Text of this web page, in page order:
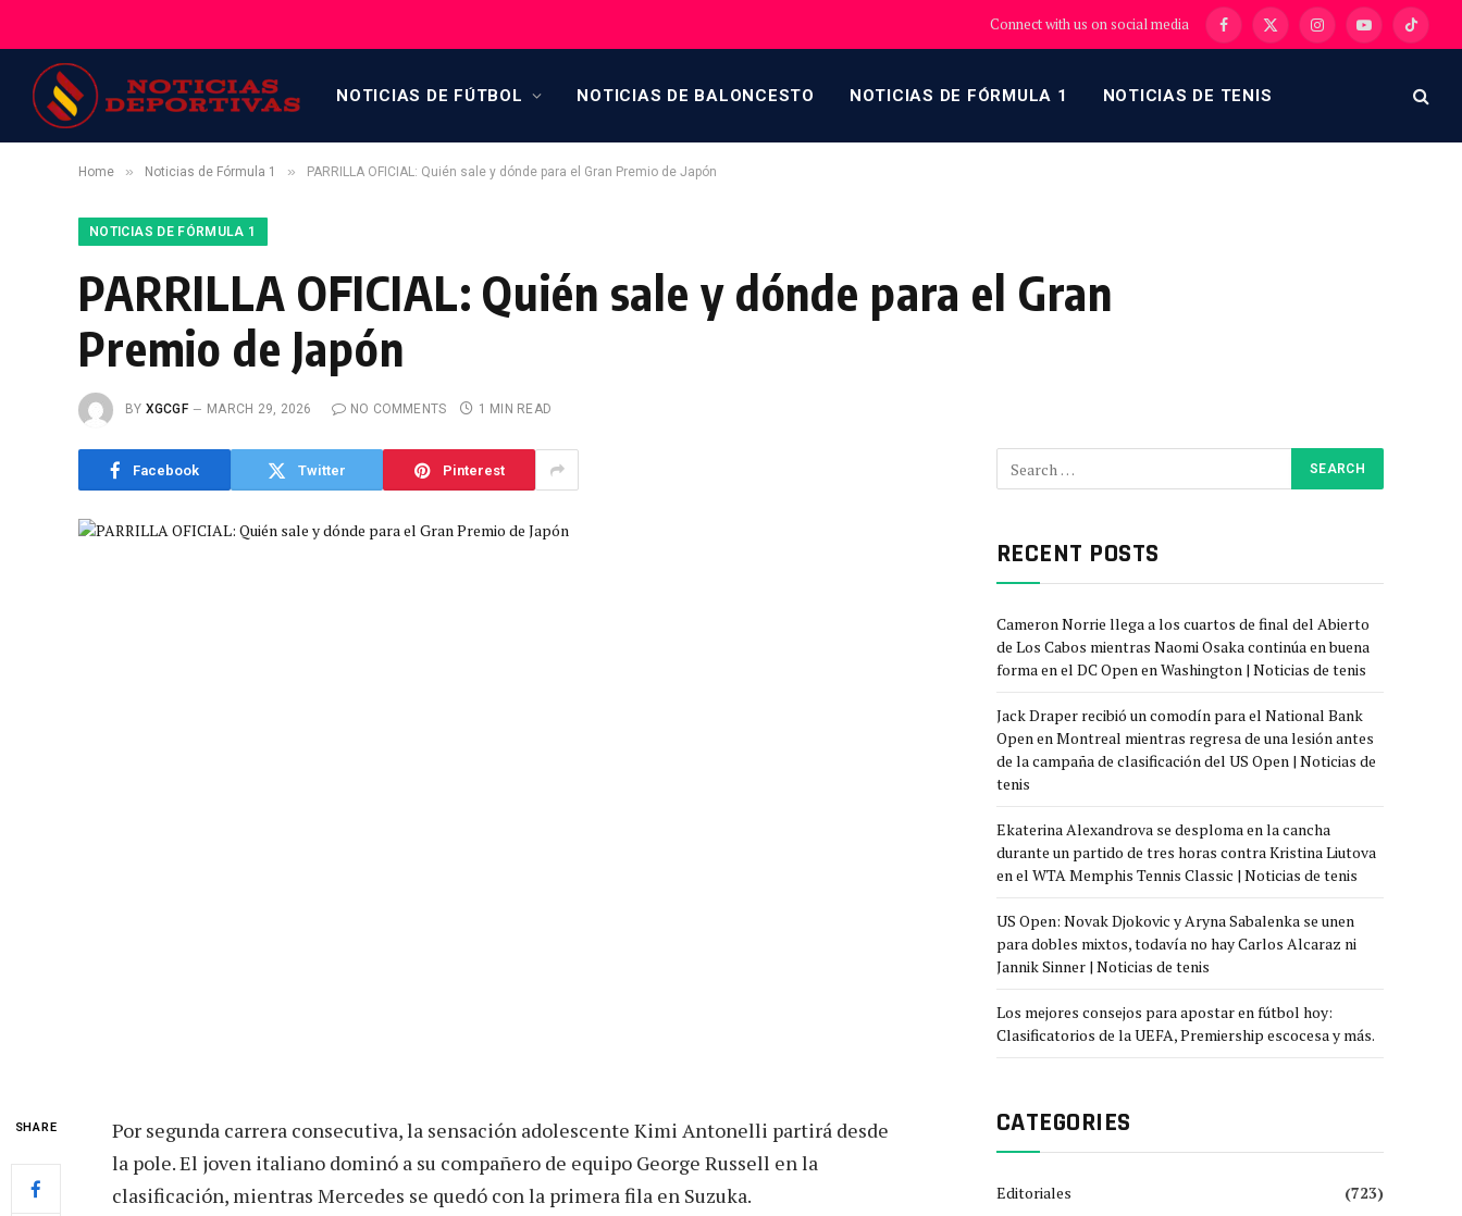
Connect with us on social media Facebook
X
InstagramYouTubeTikTok
NOTICIAS DE FÚTBOL NOTICIAS DE BALONCESTO NOTICIAS DE FÓRMULA 1 NOTICIAS DE TENIS
Home » Noticias de Fórmula 1 » PARRILLA OFICIAL: Quién sale y dónde para el Gran Premio de Japón
NOTICIAS DE FÓRMULA 1
PARRILLA OFICIAL: Quién sale y dónde para el Gran
Premio de Japón
BY XGCGF MARCH 29, 2026 NO COMMENTS 1 MIN READ
Facebook Twitter Pinterest
SHARE
Por segunda carrera consecutiva, la sensación adolescente Kimi Antonelli partirá desde
la pole. El joven italiano dominó a su compañero de equipo George Russell en la
clasificación, mientras Mercedes se quedó con la primera fila en Suzuka.
RECENT POSTS
Cameron Norrie llega a los cuartos de final del Abierto
de Los Cabos mientras Naomi Osaka continúa en buena
forma en el DC Open en Washington | Noticias de tenis
Jack Draper recibió un comodín para el National Bank
Open en Montreal mientras regresa de una lesión antes
de la campaña de clasificación del US Open | Noticias de
tenis
Ekaterina Alexandrova se desploma en la cancha
durante un partido de tres horas contra Kristina Liutova
en el WTA Memphis Tennis Classic | Noticias de tenis
US Open: Novak Djokovic y Aryna Sabalenka se unen
para dobles mixtos, todavía no hay Carlos Alcaraz ni
Jannik Sinner | Noticias de tenis
Los mejores consejos para apostar en fútbol hoy:
Clasificatorios de la UEFA, Premiership escocesa y más.
CATEGORIES
Editoriales
(723)